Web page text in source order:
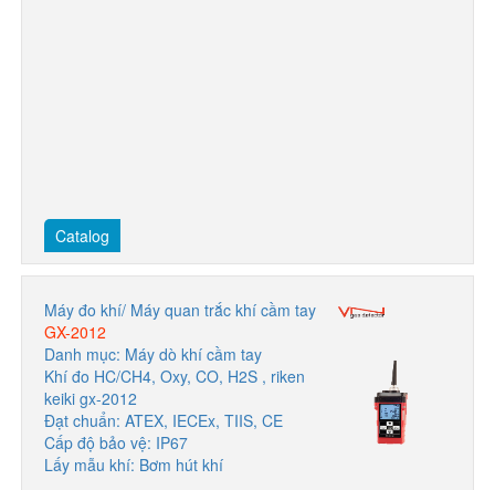
Catalog
Máy đo khí/ Máy quan trắc khí cầm tay
GX-2012
Danh mục: Máy dò khí cầm tay
Khí đo HC/CH4, Oxy, CO, H2S , riken
keiki gx-2012
Đạt chuẩn: ATEX, IECEx, TIIS, CE
Cấp độ bảo vệ: IP67
Lấy mẫu khí: Bơm hút khí